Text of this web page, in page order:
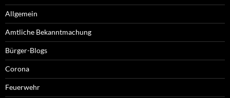
Allgemein
Amtliche Bekanntmachung
Bürger-Blogs
Corona
Feuerwehr